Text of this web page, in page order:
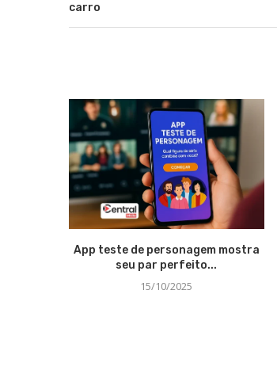
carro
App teste de personagem mostra
seu par perfeito...
15/10/2025